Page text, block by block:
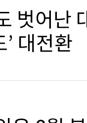
벗어난
대전환